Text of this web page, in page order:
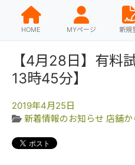
HOME MYページ 新規
【4月28日】有料
13時45分】
2019年4月25日
新着情報のお知らせ 店舗